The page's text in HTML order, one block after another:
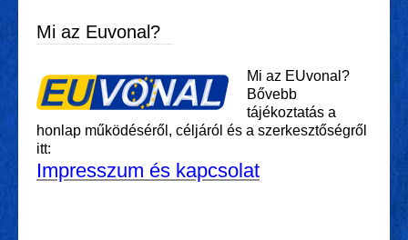
Mi az Euvonal?
Mi az EUvonal?
Bővebb
tájékoztatás a
honlap működéséről, céljáról és a szerkesztőségről
itt:
Impresszum és kapcsolat